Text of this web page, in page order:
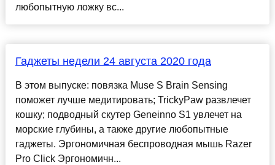
любопытную ложку вс...
Гаджеты недели 24 августа 2020 года
В этом выпуске: повязка Muse S Brain Sensing
поможет лучше медитировать; TrickyPaw развлечет
кошку; подводный скутер Geneinno S1 увлечет на
морские глубины, а также другие любопытные
гаджеты. Эргономичная беспроводная мышь Razer
Pro Click Эргономичн...